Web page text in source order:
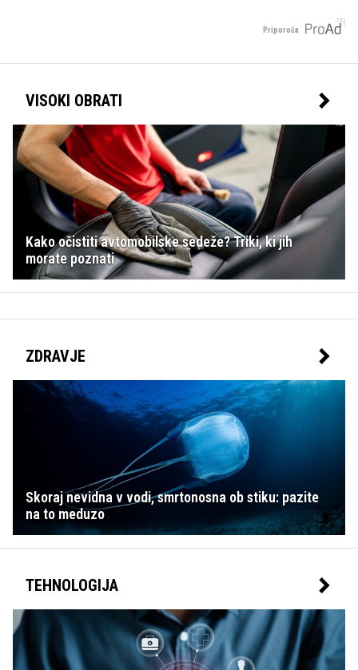
Priporoča
VISOKI OBRATI
Kako očistiti avtomobilske sedeže? Triki, ki jih
morate poznati
ZDRAVJE
Skoraj nevidna v vodi, smrtonosna ob stiku: pazite
na to meduzo
TEHNOLOGIJA